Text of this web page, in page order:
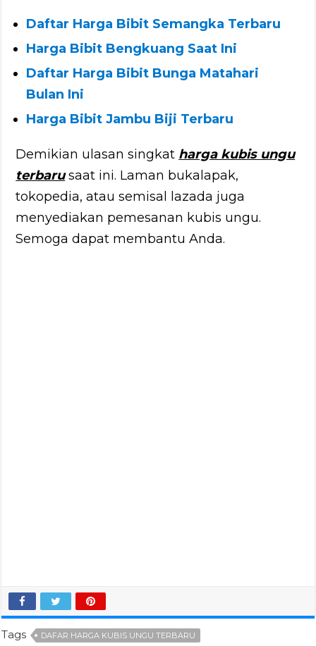
Daftar Harga Bibit Semangka Terbaru
Harga Bibit Bengkuang Saat Ini
Daftar Harga Bibit Bunga Matahari
Bulan Ini
Harga Bibit Jambu Biji Terbaru
Demikian ulasan singkat harga kubis ungu
terbarusaat ini. Laman bukalapak,
tokopedia, atau semisal lazada juga
menyediakan pemesanan kubis ungu.
Semoga dapat membantu Anda.
Tags DAFAR HARGA KUBIS UNGU TERBARU